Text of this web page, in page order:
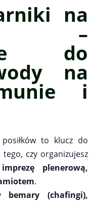
na
–
do
na
i
to klucz do
czy organizujesz
plenerową,
.
bemary (chafingi),